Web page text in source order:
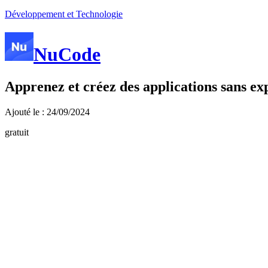
Développement et Technologie
NuCode
Apprenez et créez des applications sans
Ajouté le : 24/09/2024
gratuit